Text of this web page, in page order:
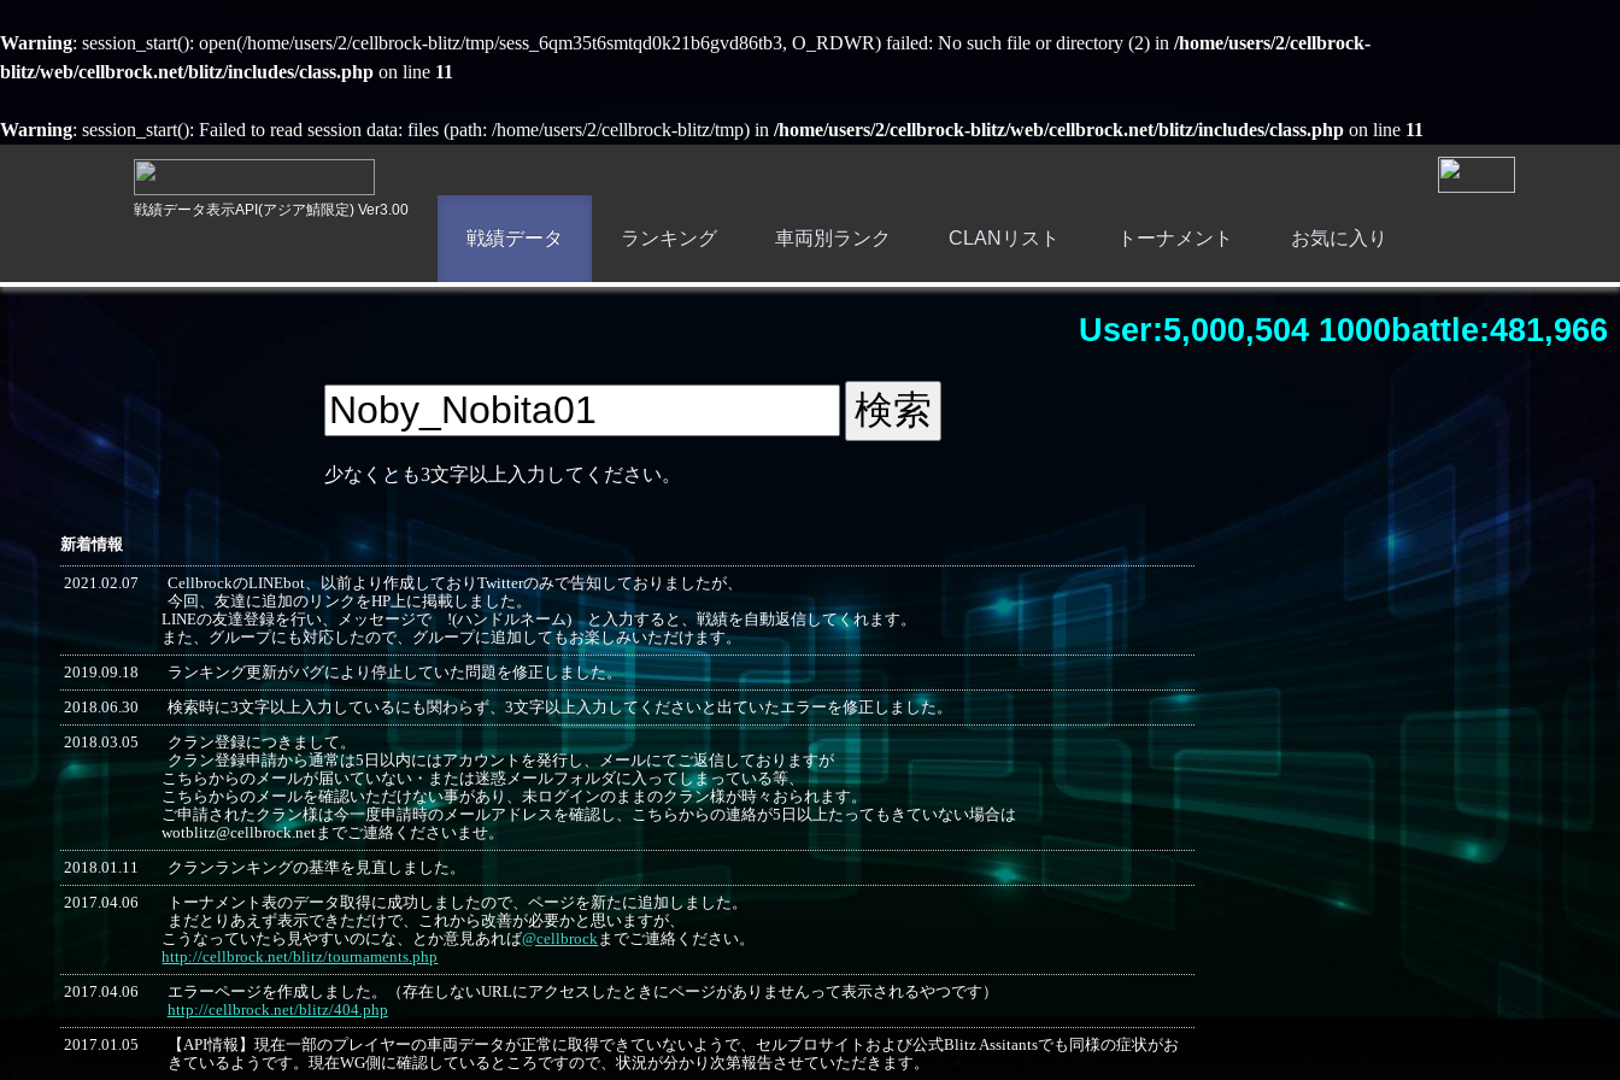
Warning: session_start(): open(/home/users/2/cellbrock-blitz/tmp/sess_6qm35t6smtqd0k21b6gvd86tb3, O_RDWR) failed: No such file or directory (2) in /home/users/2/cellbrock-
blitz/web/cellbrock.net/blitz/includes/class.php on line 11
Warning: session_start(): Failed to read session data: files (path: /home/users/2/cellbrock-blitz/tmp) in /home/users/2/cellbrock-blitz/web/cellbrock.net/blitz/includes/class.php on line 11
戦績データ表示API(アジア鯖限定) Ver3.00
戦績データ ランキング 車両別ランク CLANリスト トーナメント お気に入り
User:5,000,504 1000battle:481,966
少なくとも3文字以上入力してください。
新着情報
2021.02.07
CellbrockのLINEbot、以前より作成しておりTwitterのみで告知しておりましたが、
今回、友達に追加のリンクをHP上に掲載しました。
LINEの友達登録を行い、メッセージで !(ハンドルネーム) と入力すると、戦績を自動返信してくれます。
また、グループにも対応したので、グループに追加してもお楽しみいただけます。
2019.09.18 ランキング更新がバグにより停止していた問題を修正しました。
2018.06.30 検索時に3文字以上入力しているにも関わらず、3文字以上入力してくださいと出ていたエラーを修正しました。
2018.03.05
クラン登録につきまして。
クラン登録申請から通常は5日以内にはアカウントを発行し、メールにてご返信しておりますが
こちらからのメールが届いていない・または迷惑メールフォルダに入ってしまっている等、
こちらからのメールを確認いただけない事があり、未ログインのままのクラン様が時々おられます。
ご申請されたクラン様は今一度申請時のメールアドレスを確認し、こちらからの連絡が5日以上たってもきていない場合は
wotblitz@cellbrock.netまでご連絡くださいませ。
2018.01.11 クランランキングの基準を見直しました。
2017.04.06
トーナメント表のデータ取得に成功しましたので、ページを新たに追加しました。
まだとりあえず表示できただけで、これから改善が必要かと思いますが、
こうなっていたら見やすいのにな、とか意見あれば@cellbrockまでご連絡ください。
http://cellbrock.net/blitz/tournaments.php
2017.04.06
エラーページを作成しました。（存在しないURLにアクセスしたときにページがありませんって表示されるやつです）
http://cellbrock.net/blitz/404.php
2017.01.05
【API情報】現在一部のプレイヤーの車両データが正常に取得できていないようで、セルブロサイトおよび公式Blitz Assitantsでも同様の症状がお
きているようです。現在WG側に確認しているところですので、状況が分かり次第報告させていただきます。